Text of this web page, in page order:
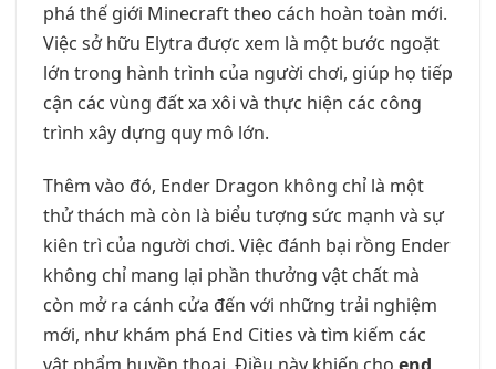
phá thế giới Minecraft theo cách hoàn toàn mới.
Việc sở hữu Elytra được xem là một bước ngoặt
lớn trong hành trình của người chơi, giúp họ tiếp
cận các vùng đất xa xôi và thực hiện các công
trình xây dựng quy mô lớn.
Thêm vào đó, Ender Dragon không chỉ là một
thử thách mà còn là biểu tượng sức mạnh và sự
kiên trì của người chơi. Việc đánh bại rồng Ender
không chỉ mang lại phần thưởng vật chất mà
còn mở ra cánh cửa đến với những trải nghiệm
mới, như khám phá End Cities và tìm kiếm các